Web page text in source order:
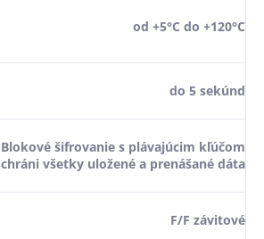
od +5°C do +120°C
do 5 sekúnd
Blokové šifrovanie s plávajúcim kľúčom
chráni všetky uložené a prenášané dáta
F/F závitové